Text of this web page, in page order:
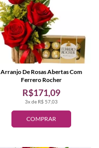
COMPRAR
3x de R$ 57,03
R$171,09
Arranjo De Rosas Abertas Com
Ferrero Rocher